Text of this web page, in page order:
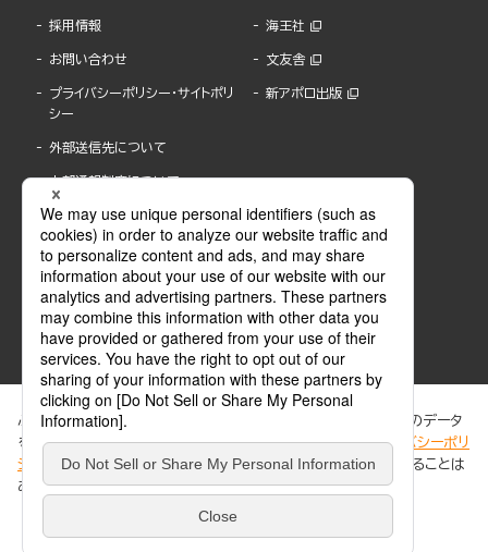
採用情報
お問い合わせ
プライバシーポリシー・サイトポリ
シー
外部送信先について
内部通報制度について
海王社
文友舎
新アポロ出版
ABJマークは、この電子書店・電子書籍配信サービスが、著作権者からコンテンツ使用許諾を
得た正規版配信サービスであることを示す登録商標(登録番号 第6091713号)です。
ABJマークの詳細、ABJマークを掲示しているサービスの一覧はこちら。
ぶんか社が運営するサイトでは、利便性向上のためにCookie等のデータ
を使用しています。 当社のCookieについての詳細は、「プライバシーポリ
シー
」をご覧ください。当サイトでは、訪問者の個人情報を追跡することは
ありません。